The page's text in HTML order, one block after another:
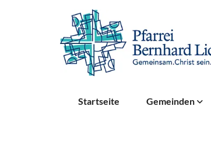
Startseite Gemeinden